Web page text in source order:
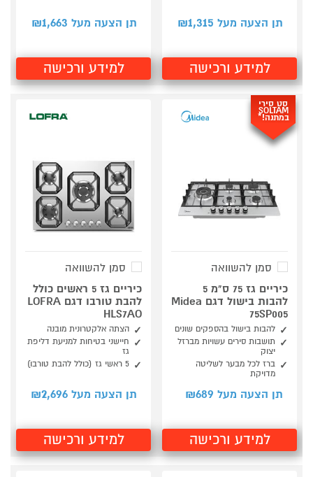
תן הצעה מעל ₪ 1,315
למידע ורכישה
תן הצעה מעל ₪ 1,663
למידע ורכישה
סט סירי
SOLTAM
במתנה!*
סמן להשוואה
כיריים גז 75 ס"מ 5
להבות בישול דגם Midea
75SP005
להבות בישול בהספקים שונים
תושבות סירים עשויות מברזל
יצוק
ברז לכל מבער לשליטה
מדויקת
תן הצעה מעל ₪ 689
למידע ורכישה
סמן להשוואה
כיריים גז 5 ראשים כולל
להבת טורבו דגם LOFRA
HLS7AO
הצתה אלקטרונית מובנה
חיישני בטיחות למניעת דליפת
גז
5 ראשי גז (כולל להבת טורבו)
תן הצעה מעל ₪ 2,696
למידע ורכישה